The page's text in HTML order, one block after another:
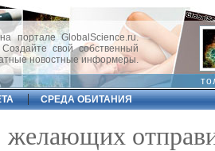
портале GlobalScience.ru.
свой собственный
новостные информеры.
СРЕДА ОБИТАНИЯ
желающих